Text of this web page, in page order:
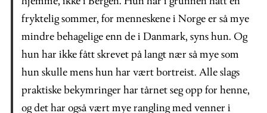
fryktelig sommer, for menneskene i Norge er så mye
mindre behagelige enn de i Danmark, syns hun. Og
hun har ikke fått skrevet på langt nær så mye som
hun skulle mens hun har vært bortreist. Alle slags
praktiske bekymringer har tårnet seg opp for henne,
og det har også vært mye rangling med venner i